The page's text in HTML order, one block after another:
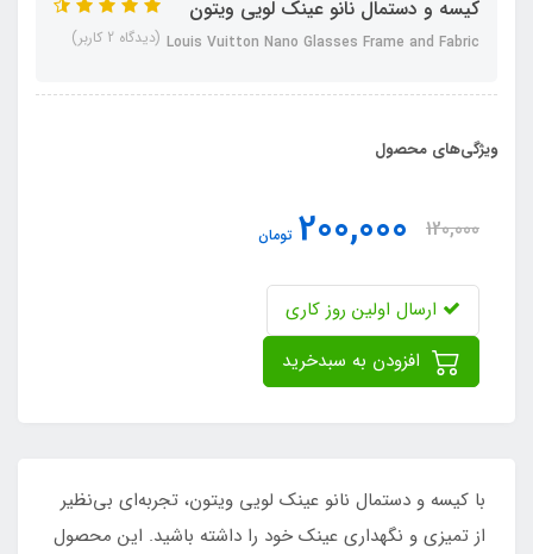
کیسه و دستمال نانو عینک لویی ویتون
Louis Vuitton Nano Glasses Frame and Fabric (دیدگاه 2 کاربر)
ویژگی‌های محصول
120,000
200,000 تومان
ارسال اولین روز کاری
با کیسه و دستمال نانو عینک لویی ویتون، تجربه‌ای بی‌نظیر
از تمیزی و نگهداری عینک خود را داشته باشید. این محصول